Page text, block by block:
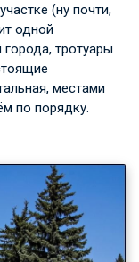
(ну почти,
одной
тротуары
местами
по порядку.